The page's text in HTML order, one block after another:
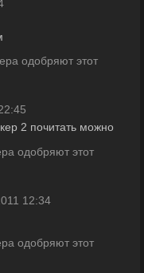
одобряют этот
2 почитать можно
одобряют этот
12:34
одобряют этот